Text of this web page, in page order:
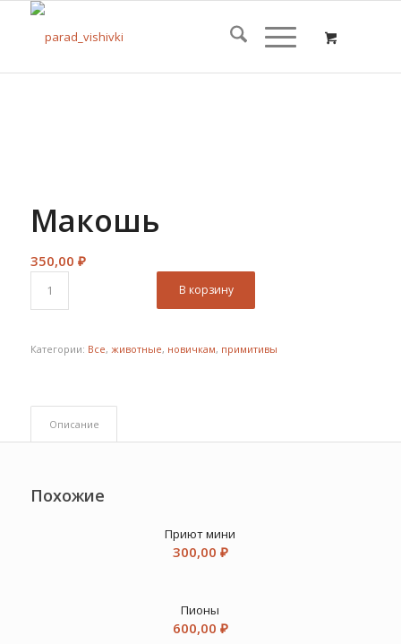
Макошь
350,00 ₽
В корзину
Категории: Все, животные, новичкам, примитивы
Описание
Похожие
Приют мини
300,00 ₽
Пионы
600,00 ₽